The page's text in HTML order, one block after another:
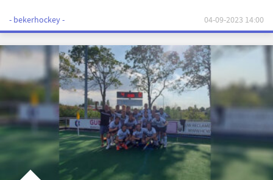
- bekerhockey - 04-09-2023 14:00